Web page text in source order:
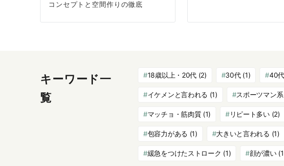
コンセプトと空間作りの徹底
キーワード一
覧
18歳以上・20代 (2) 30代(1) 40代
イケメンと言われる (1) スポーツマン系
マッチョ・筋肉質(1) リピート多い(2)
包容力がある (1) 大きいと言われる (1)
緩急をつけたストローク (1) 顔が濃い